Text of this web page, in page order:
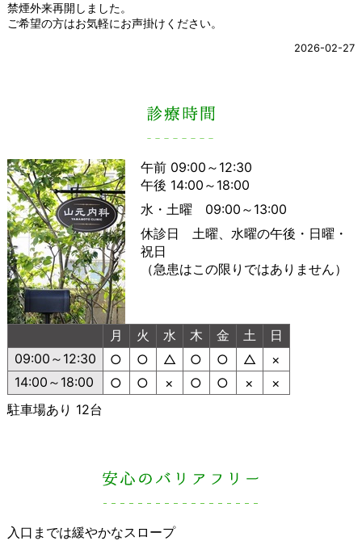
禁煙外来再開しました。
ご希望の方はお気軽にお声掛けください。
2026-02-27
午前 09:00～12:30
午後 14:00～18:00
水・土曜 09:00～13:00
休診日 土曜、水曜の午後・日曜・
祝日
（急患はこの限りではありません）
月 火 水 木 金 土
日
09:00～12:30
○ ○ △ ○ ○ △
×
14:00～18:00
○ ○ × ○ ○ ×
×
駐車場あり 12台
入口までは緩やかなスロープ